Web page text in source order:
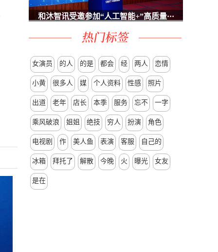
和沐智讯受邀参加“人工智能+”高质量···
女演员 的人 的是 都会 经 两人 恋情
小黄 很多人 媒 个人资料 性感 照片
出道 老年 店长 本季 服务 忘不 一字
乘风破浪 姐姐 绝技 穷人 扮演 角色
电视剧 作 美人鱼 表演 客服 自己的
冰箱 拜托了 解散 今晚 火 曝光 女友
是在